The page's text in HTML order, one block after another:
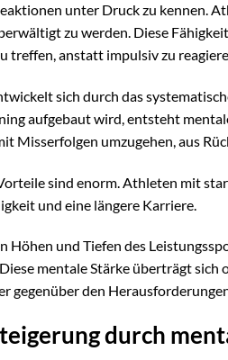
unter Druck zu kennen.
zu werden. Diese
treffen, anstatt impulsiv zu
sich durch das
aufgebaut wird, entsteht
Misserfolgen umzugehen, aus
sind enorm. Athleten mit
und eine längere Karriere.
Höhen und Tiefen des
mentale Stärke überträgt
gegenüber den
durch